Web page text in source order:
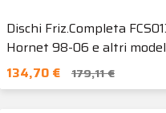
Dischi Friz.Completa
Hornet 98-06 e altri
134,70 €
179,11 €